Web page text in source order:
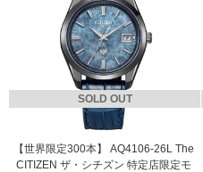
SOLD OUT
【世界限定300本】 AQ4106-26L The
CITIZEN ザ・シチズン 特定店限定モ